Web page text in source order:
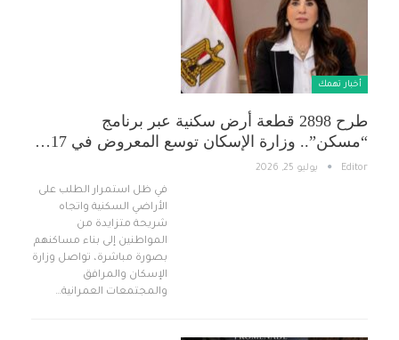
أخبار تهمك
طرح 2898 قطعة أرض سكنية عبر برنامج
“مسكن”.. وزارة الإسكان توسع المعروض في 17…
Editor يوليو 25, 2026
في ظل استمرار الطلب على
الأراضي السكنية واتجاه
شريحة متزايدة من
المواطنين إلى بناء مساكنهم
بصورة مباشرة، تواصل وزارة
الإسكان والمرافق
والمجتمعات العمرانية…